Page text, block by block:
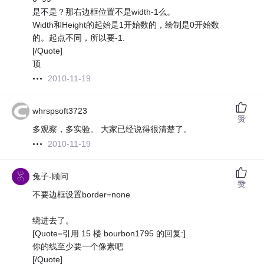
是不是？那右边框位置不是width-1么。
Width和Height的起始是1开始数的，绘制是0开始数
的。起点不同，所以要-1.
[/Quote]
顶
2010-11-19
whrspsoft3723
多观察，多实验。 大家已经说得很清楚了。
2010-11-19
赞
兔子-顾问
不要边框设置border=none
绕进去了。
[Quote=引用 15 楼 bourbon1795 的回复:]
你的线至少要一个像素吧
[/Quote]
赞